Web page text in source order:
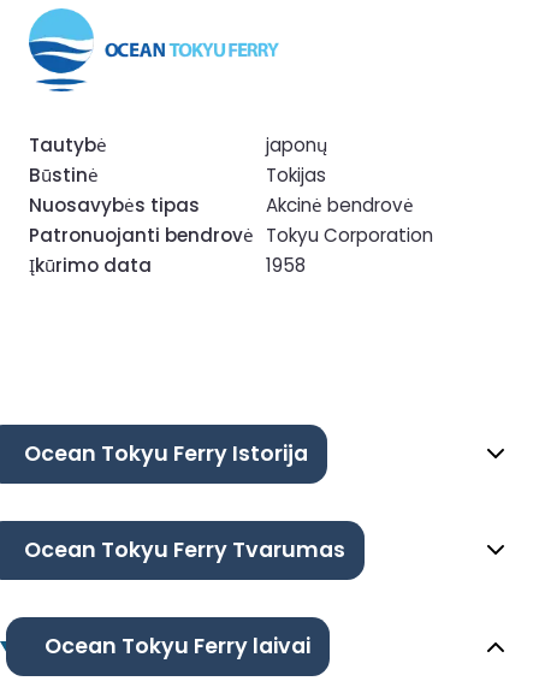
Tautybė
japonų
Būstinė
Tokijas
Nuosavybės tipas
Akcinė bendrovė
Patronuojanti bendrovė Tokyu Corporation
Įkūrimo data
1958
Ocean Tokyu Ferry Istorija
Ocean Tokyu Ferry Tvarumas
Ocean Tokyu Ferry laivai